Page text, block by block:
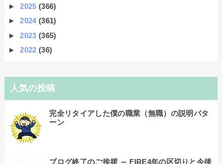
►2025(366)
►2024(361)
►2023(365)
►2022(36)
人気の投稿
完全リタイアした僕の職業（無職）の説明パタ
ーン
ブログ終了のご挨拶 ～ FIRE4年の区切りと今後